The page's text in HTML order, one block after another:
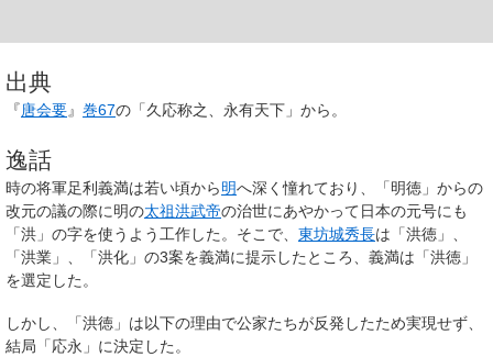
出典
『唐会要』 巻67の「久応称之、 永有天下」から。
逸話
時の将軍足利義満は若い頃から明へ深く憧れており、「明徳」からの
改元の議の際に明の太祖洪武帝の治世にあやかって日本の元号にも
「洪」の字を使うよう工作した。そこで、 東坊城秀長は「洪徳」、
「洪業」、「洪化」の3案を義満に提示したところ、義満は「洪徳」
を選定した。
しかし、「洪徳」は以下の理由で公家たちが反発したため実現せず、
結局「応永」に決定した。